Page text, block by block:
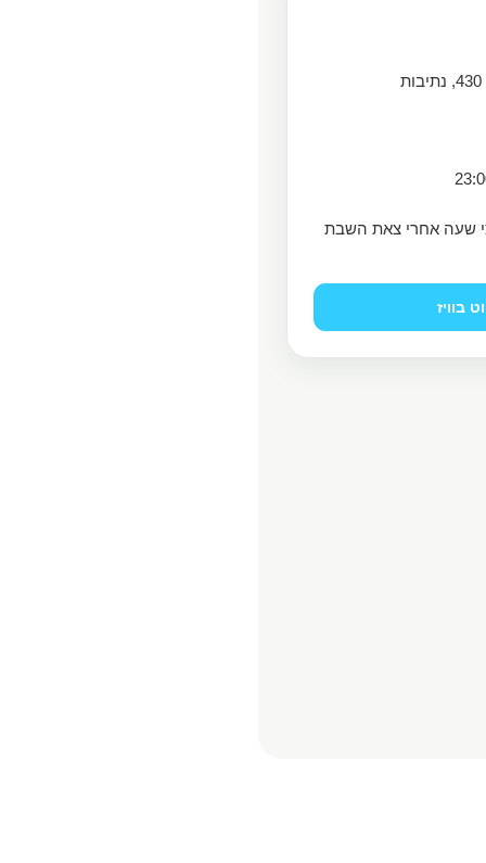
שעה אחרי צאת השבת
בוויז